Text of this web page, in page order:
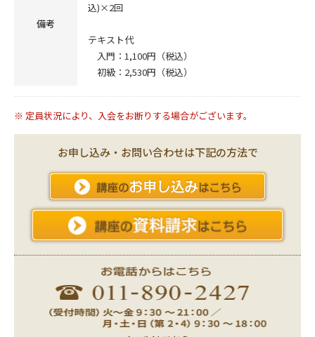
備考
込)×2回
テキスト代
入門：1,100円（税込）
初級：2,530円（税込）
※ 定員状況により、入会をお断りする場合がございます。
お申し込み・お問い合わせは下記の方法で